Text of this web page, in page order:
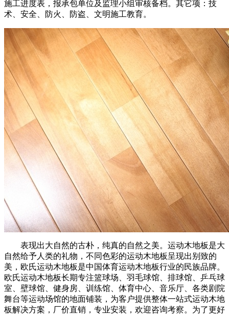
施工进度表，报承包单位及监理小组审核备档。其它项：技
术、安全、防火、防盗、文明施工教育。
表现出大自然的古朴，纯真的自然之美。运动木地板是大
自然给予人类的礼物，不同色彩的运动木地板呈现出别致的
美，欧氏运动木地板是中国体育运动木地板行业的民族品牌。
欧氏运动木地板长期专注篮球场、羽毛球馆、排球馆、乒乓球
室、壁球馆、健身房、训练馆、体育中心、音乐厅、各类剧院
舞台等运动场馆的地面铺装，为客户提供整体一站式运动木地
板解决方案，厂价直销，专业安装，欢迎咨询考察。为了更好